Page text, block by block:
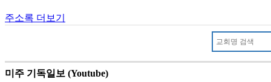
주소록 더보기
미주 기독일보 (Youtube)